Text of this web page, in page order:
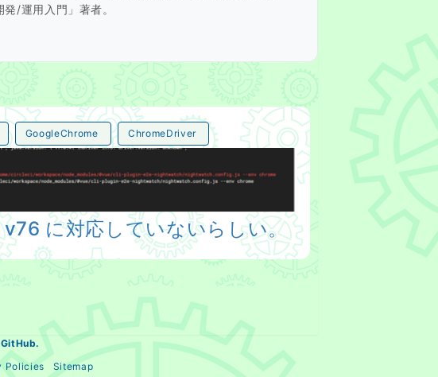
/運用入門」著者。
GoogleChrome ChromeDriver
ないらしい。
に対応していないらしい。
GitHub.
Policies Sitemap